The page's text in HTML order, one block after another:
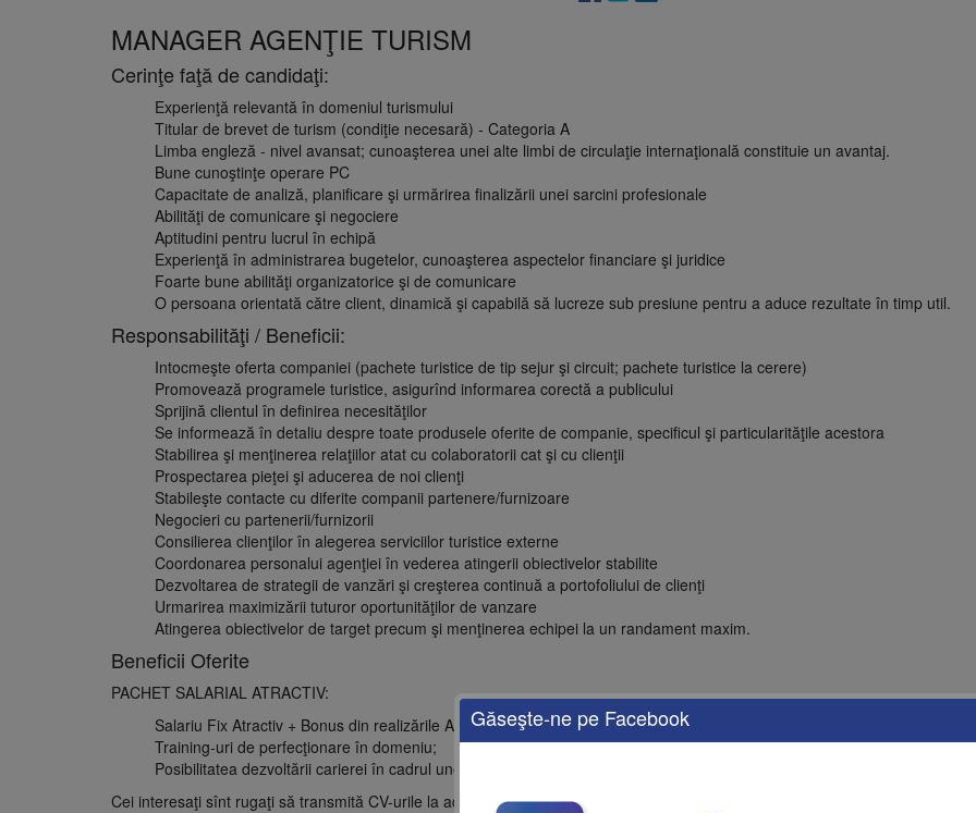
MANAGER AGENŢIE TURISM
Cerinţe faţă de candidaţi:
Experienţă relevantă în domeniul turismului
Titular de brevet de turism (condiţie necesară) - Categoria A
Limba engleză - nivel avansat; cunoaşterea unei alte limbi de circulaţie internaţională constituie un avantaj.
Bune cunoştinţe operare PC
Capacitate de analiză, planificare şi urmărirea finalizării unei sarcini profesionale
Abilităţi de comunicare şi negociere
Aptitudini pentru lucrul în echipă
Experienţă în administrarea bugetelor, cunoaşterea aspectelor financiare şi juridice
Foarte bune abilităţi organizatorice şi de comunicare
O persoana orientată către client, dinamică şi capabilă să lucreze sub presiune pentru a aduce rezultate în timp util.
Responsabilităţi / Beneficii:
Intocmeşte oferta companiei (pachete turistice de tip sejur şi circuit; pachete turistice la cerere)
Promovează programele turistice, asigurînd informarea corectă a publicului
Sprijină clientul în definirea necesităţilor
Se informează în detaliu despre toate produsele oferite de companie, specificul şi particularităţile acestora
Stabilirea şi menţinerea relaţiilor atat cu colaboratorii cat şi cu clienţii
Prospectarea pieţei şi aducerea de noi clienţi
Stabileşte contacte cu diferite companii partenere/furnizoare
Negocieri cu partenerii/furnizorii
Consilierea clienţilor în alegerea serviciilor turistice externe
Coordonarea personalui agenţiei în vederea atingerii obiectivelor stabilite
Dezvoltarea de strategii de vanzări şi creşterea continuă a portofoliului de clienţi
Urmarirea maximizării tuturor oportunităţilor de vanzare
Atingerea obiectivelor de target precum şi menţinerea echipei la un randament maxim.
Beneficii Oferite
PACHET SALARIAL ATRACTIV:
Salariu Fix Atractiv + Bonus din realizările Agenţiei;
Training-uri de perfecţionare în domeniu;
Posibilitatea dezvoltării carierei în cadrul unei companii în plin proces de dezvoltare la nivel naţional
Cei interesaţi sînt rugaţi să transmită CV-urile la adresa de mail: office@enjoytravel.md
Găseşte-ne pe Facebook